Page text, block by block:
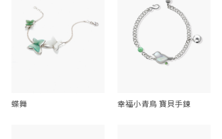
蝶舞 幸福小青鳥 寶貝手鍊